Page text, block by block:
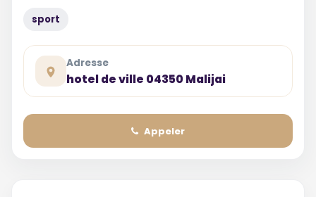
sport
Adresse
hotel de ville 04350 Malijai
Appeler